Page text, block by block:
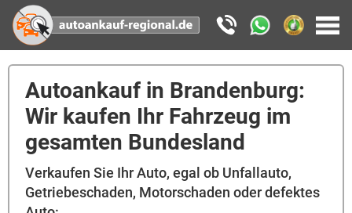
Autoankauf in Brandenburg:
Wir kaufen Ihr Fahrzeug im
gesamten Bundesland
Verkaufen Sie Ihr Auto, egal ob Unfallauto,
Getriebeschaden, Motorschaden oder defektes